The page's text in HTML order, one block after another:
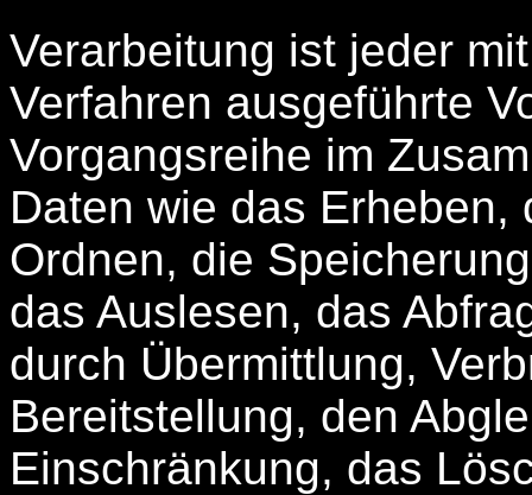
Verarbeitung ist jeder
Verfahren ausgeführte
Vorgangsreihe im
Daten wie das
Ordnen, die
das Auslesen, das
durch Übermittlung,
Bereitstellung, den
Einschränkung, das